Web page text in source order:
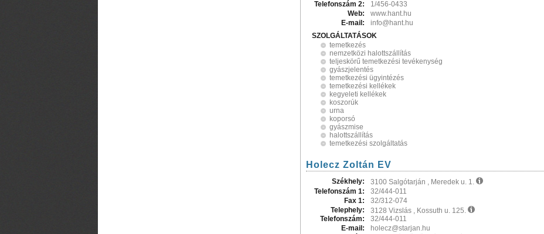
Telefonszám 2:
1/456-0433
Web:
www.hant.hu
E-mail:
info@hant.hu
SZOLGÁLTATÁSOK
temetkezés
nemzetközi halottszállítás
teljeskörű temetkezési tevékenység
gyászjelentés
temetkezési ügyintézés
temetkezési kellékek
kegyeleti kellékek
koszorúk
urna
koporsó
gyászmise
halottszállítás
temetkezési szolgáltatás
Holecz Zoltán EV
Székhely:
3100 Salgótarján , Meredek u. 1.
Telefonszám 1:
32/444-011
Fax 1:
32/312-074
Telephely:
3128 Vizslás , Kossuth u. 125.
Telefonszám:
32/444-011
E-mail:
holecz@starjan.hu